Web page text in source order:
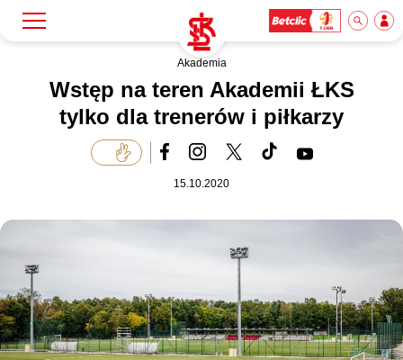
Klub
Akademia
Biznes
Akademia
Wstęp na teren Akademii ŁKS
tylko dla trenerów i piłkarzy
15.10.2020